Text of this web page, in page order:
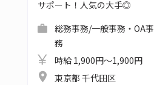
サポート！人気の大手◎
総務事務/一般事務・OA事
務
時給 1,900円～1,900円
東京都 千代田区